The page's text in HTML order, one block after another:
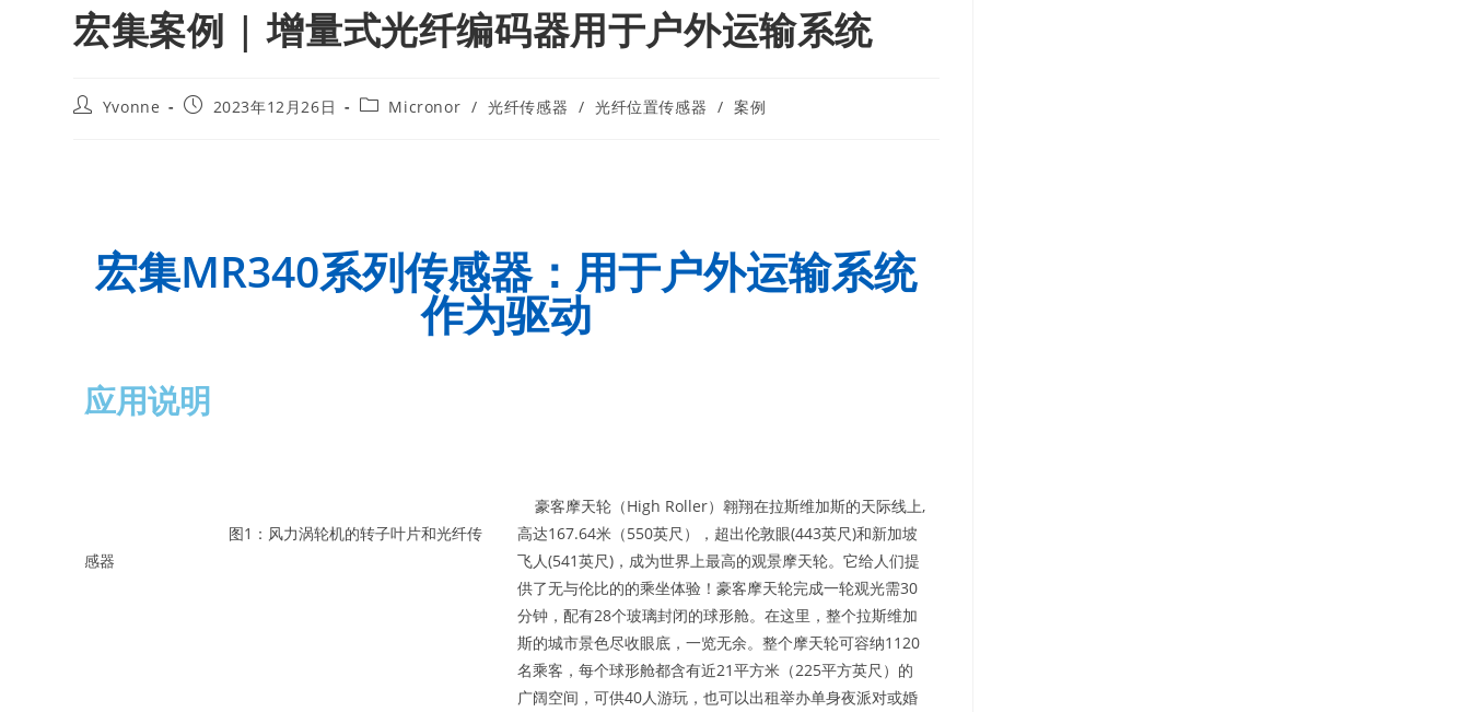
宏集案例 | 增量式光纤编码器用于户外运输系统
Yvonne 2023年12月26日 Micronor / 光纤传感器 / 光纤位置传感器 / 案例
宏集MR340系列传感器：用于户外运输系统
作为驱动
应用说明
图1：风力涡轮机的转子叶片和光纤传
感器
豪客摩天轮（High Roller）翱翔在拉斯维加斯的天际线上,
高达167.64米（550英尺），超出伦敦眼(443英尺)和新加坡
飞人(541英尺)，成为世界上最高的观景摩天轮。它给人们提
供了无与伦比的的乘坐体验！豪客摩天轮完成一轮观光需30
分钟，配有28个玻璃封闭的球形舱。在这里，整个拉斯维加
斯的城市景色尽收眼底，一览无余。整个摩天轮可容纳1120
名乘客，每个球形舱都含有近21平方米（225平方英尺）的
广阔空间，可供40人游玩，也可以出租举办单身夜派对或婚